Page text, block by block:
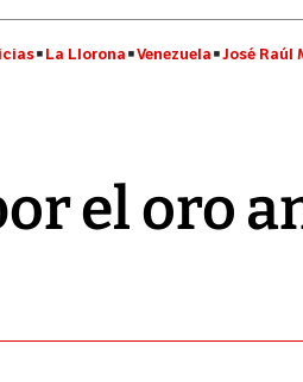
La Llorona Venezuela José Raúl
el oro